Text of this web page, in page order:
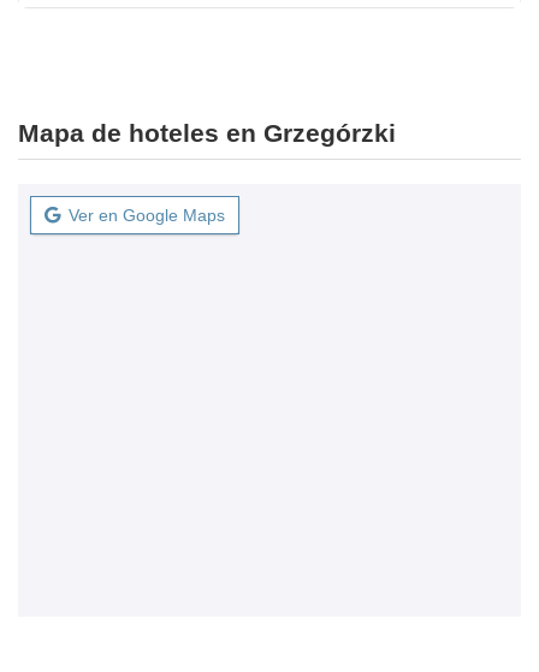
Mapa de hoteles en Grzegórzki
Ver en Google Maps